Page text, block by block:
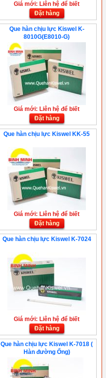
Giá mới: Liên hệ để biết
Đặt hàng
Que hàn chịu lực Kiswel K-
8010G(E8010-G)
Giá mới: Liên hệ để biết
Đặt hàng
Que hàn chịu lực Kiswel KK-55
Giá mới: Liên hệ để biết
Đặt hàng
Que hàn chịu lực Kiswel K-7024
Giá mới: Liên hệ để biết
Đặt hàng
Que hàn chịu lực Kiswel K-7018 (
Hàn đường Ống)